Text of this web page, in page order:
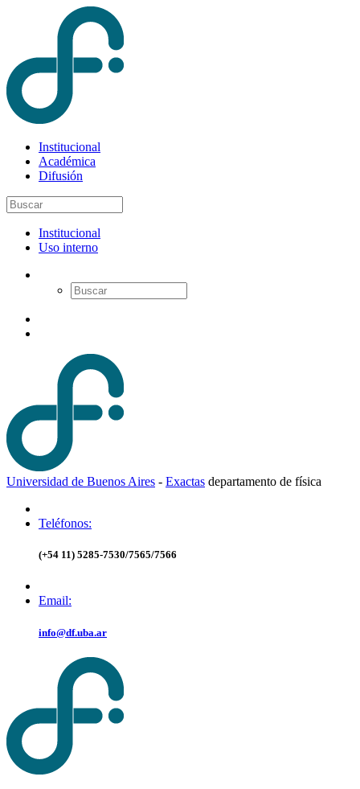
Institucional
Académica
Difusión
Institucional
Uso interno
Universidad de Buenos Aires - Exactas departamento de física
Teléfonos:
(+54 11) 5285-7530/7565/7566
Email:
info@df.uba.ar